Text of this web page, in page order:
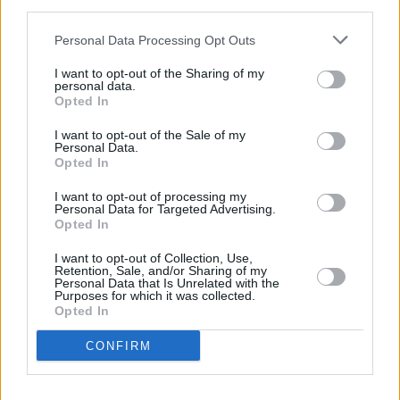
Personal Data Processing Opt Outs
I want to opt-out of the Sharing of my
personal data.
Opted In
I want to opt-out of the Sale of my
Personal Data.
Opted In
I want to opt-out of processing my
Personal Data for Targeted Advertising.
Opted In
I want to opt-out of Collection, Use,
Retention, Sale, and/or Sharing of my
Personal Data that Is Unrelated with the
Purposes for which it was collected.
Opted In
CONFIRM
... další nabídky zaměstnání
Prima sport - co nabídne v prvním
vysílacím týdnu
Kdy a kde bude Prima sport k
naladění na Skylinku
Parabola.cz- web o satelitní, terestrické a kabelové televizi, ©
O webu parabola.cz •O souborech cookies
Dovolená u moře•Bazény